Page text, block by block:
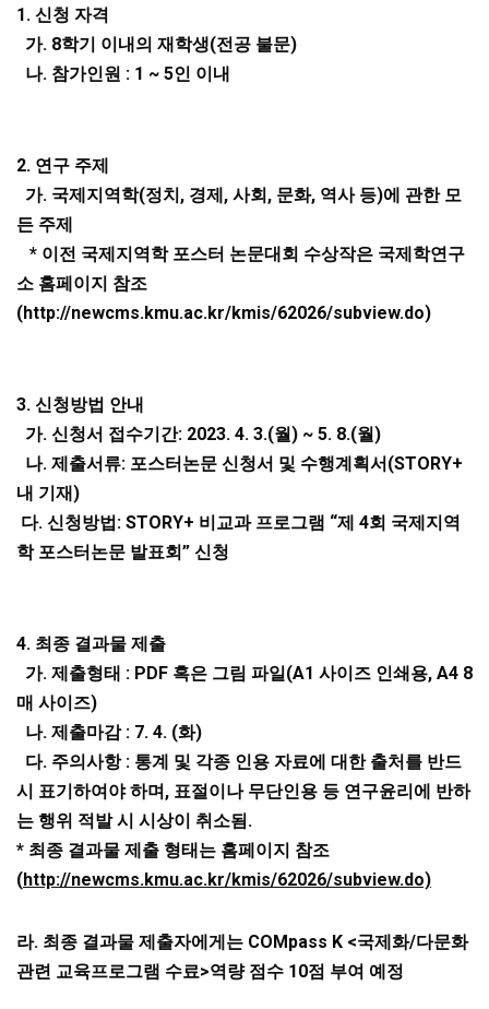
1. 신청 자격
가. 8학기 이내의 재학생(전공 불문)
나. 참가인원 : 1 ~ 5인 이내
2. 연구 주제
가. 국제지역학(정치, 경제, 사회, 문화, 역사 등)에 관한 모
든 주제
* 이전 국제지역학 포스터 논문대회 수상작은 국제학연구
소 홈페이지 참조
(http://newcms.kmu.ac.kr/kmis/62026/subview.do)
3. 신청방법 안내
가. 신청서 접수기간: 2023. 4. 3.(월) ~ 5. 8.(월)
나. 제출서류: 포스터논문 신청서 및 수행계획서(STORY+
내 기재)
다. 신청방법: STORY+ 비교과 프로그램 “제 4회 국제지역
학 포스터논문 발표회” 신청
4. 최종 결과물 제출
가. 제출형태 : PDF 혹은 그림 파일(A1 사이즈 인쇄용, A4 8
매 사이즈)
나. 제출마감 : 7. 4. (화)
다. 주의사항 : 통계 및 각종 인용 자료에 대한 출처를 반드
시 표기하여야 하며, 표절이나 무단인용 등 연구윤리에 반하
는 행위 적발 시 시상이 취소됨.
* 최종 결과물 제출 형태는 홈페이지 참조
(http://newcms.kmu.ac.kr/kmis/62026/subview.do)
라. 최종 결과물 제출자에게는 COMpass K <국제화/다문화
관련 교육프로그램 수료>역량 점수 10점 부여 예정